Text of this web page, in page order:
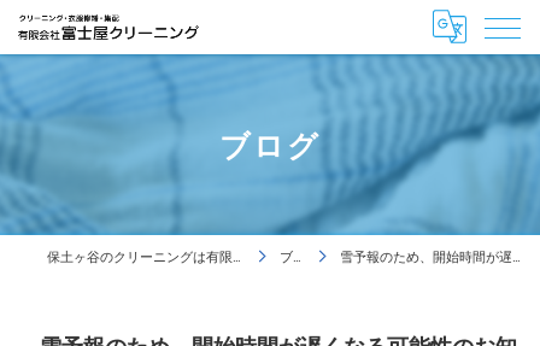
ブログ
ブログ 雪予報のため、開始時間が遅くなる可能性のお知らせ